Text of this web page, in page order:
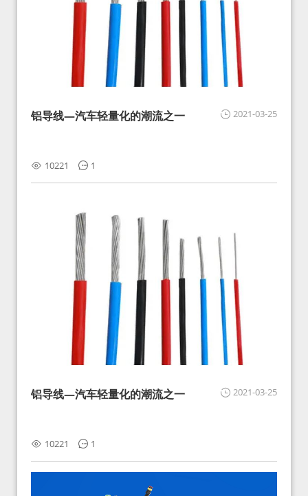
2021-03-25
铝导线—汽车轻量化的潮流之一
10221 1
2021-03-25
铝导线—汽车轻量化的潮流之一
10221 1